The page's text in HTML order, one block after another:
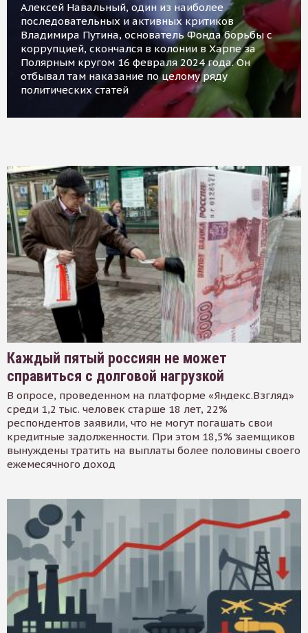
Алексей Навальный, один из наиболее
последовательных и активных критиков
Владимира Путина, основатель Фонда борьбы с
коррупцией, скончался в колонии в Харпе за
Полярным кругом 16 февраля 2024 года. Он
отбывал там наказание по целому ряду
политических статей
Каждый пятый россиян не может
справиться с долговой нагрузкой
В опросе, проведенном на платформе «Яндекс.Взгляд»
среди 1,2 тыс. человек старше 18 лет, 22%
респондентов заявили, что не могут погашать свои
кредитные задолженности. При этом 18,5% заемщиков
вынуждены тратить на выплаты более половины своего
ежемесячного доход